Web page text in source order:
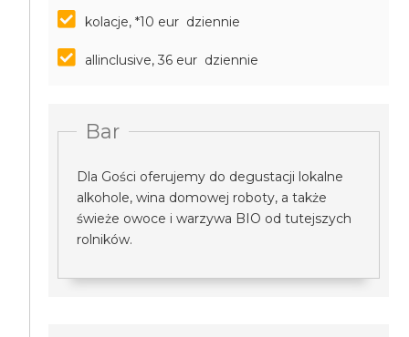
kolacje, *10 eur dziennie
allinclusive, 36 eur dziennie
Bar
Dla Gości oferujemy do degustacji lokalne
alkohole, wina domowej roboty, a także
świeże owoce i warzywa BIO od tutejszych
rolników.